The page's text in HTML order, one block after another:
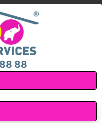
88